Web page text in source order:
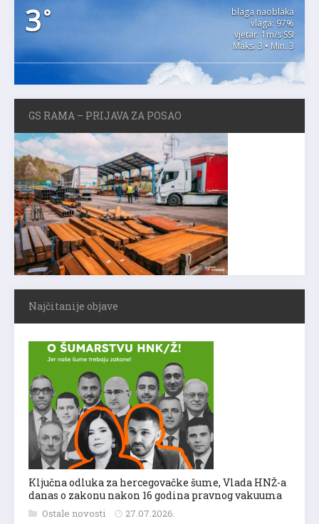
3°
blaga naoblaka
vlaga: 97%
vjetar: 1m/s SSI
Maks. 3 • Min. 3
GS RAMA – PRIJAVA ZA POSAO
Najčitanije objave
Ključna odluka za hercegovačke šume, Vlada HNŽ-a
danas o zakonu nakon 16 godina pravnog vakuuma
Ostale novosti 27.07.2026.